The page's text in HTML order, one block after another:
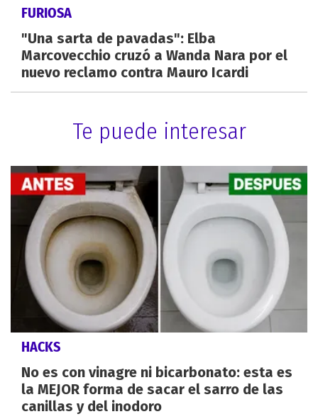
FURIOSA
"Una sarta de pavadas": Elba
Marcovecchio cruzó a Wanda Nara por el
nuevo reclamo contra Mauro Icardi
Te puede interesar
HACKS
No es con vinagre ni bicarbonato: esta es
la MEJOR forma de sacar el sarro de las
canillas y del inodoro